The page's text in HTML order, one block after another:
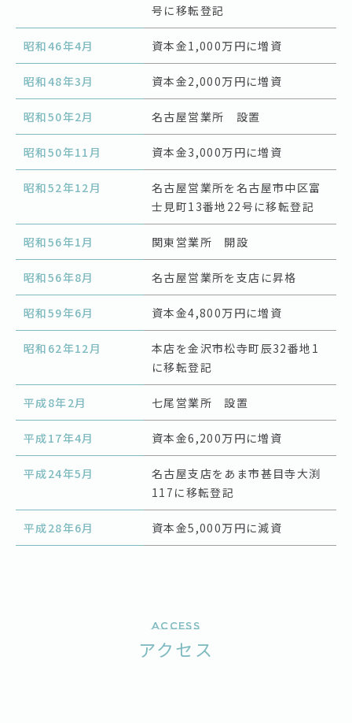
号に移転登記
昭和46年4月 資本金1,000万円に増資
昭和48年3月 資本金2,000万円に増資
昭和50年2月 名古屋営業所 設置
昭和50年11月 資本金3,000万円に増資
昭和52年12月
名古屋営業所を名古屋市中区富
士見町13番地22号に移転登記
昭和56年1月 関東営業所 開設
昭和56年8月 名古屋営業所を支店に昇格
昭和59年6月 資本金4,800万円に増資
昭和62年12月
本店を金沢市松寺町辰32番地1
に移転登記
平成8年2月 七尾営業所 設置
平成17年4月 資本金6,200万円に増資
平成24年5月
名古屋支店をあま市甚目寺大渕
117に移転登記
平成28年6月 資本金5,000万円に減資
Access
アクセス